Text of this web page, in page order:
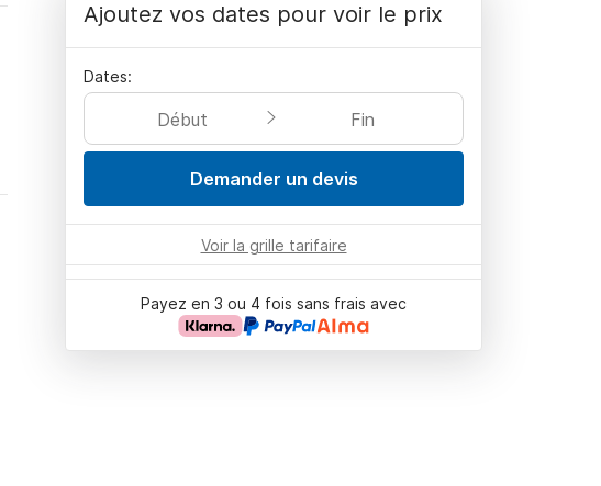
Ajoutez vos dates pour voir le prix
Dates:
Début Fin
Demander un devis
Voir la grille tarifaire
Payez en 3 ou 4 fois sans frais avec